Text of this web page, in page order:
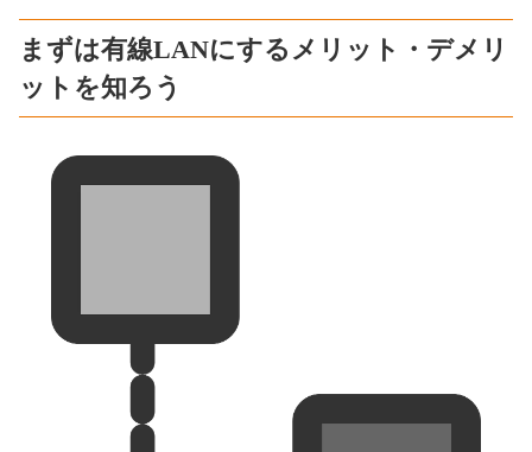
まずは有線LANにするメリット・デメリ
ットを知ろう